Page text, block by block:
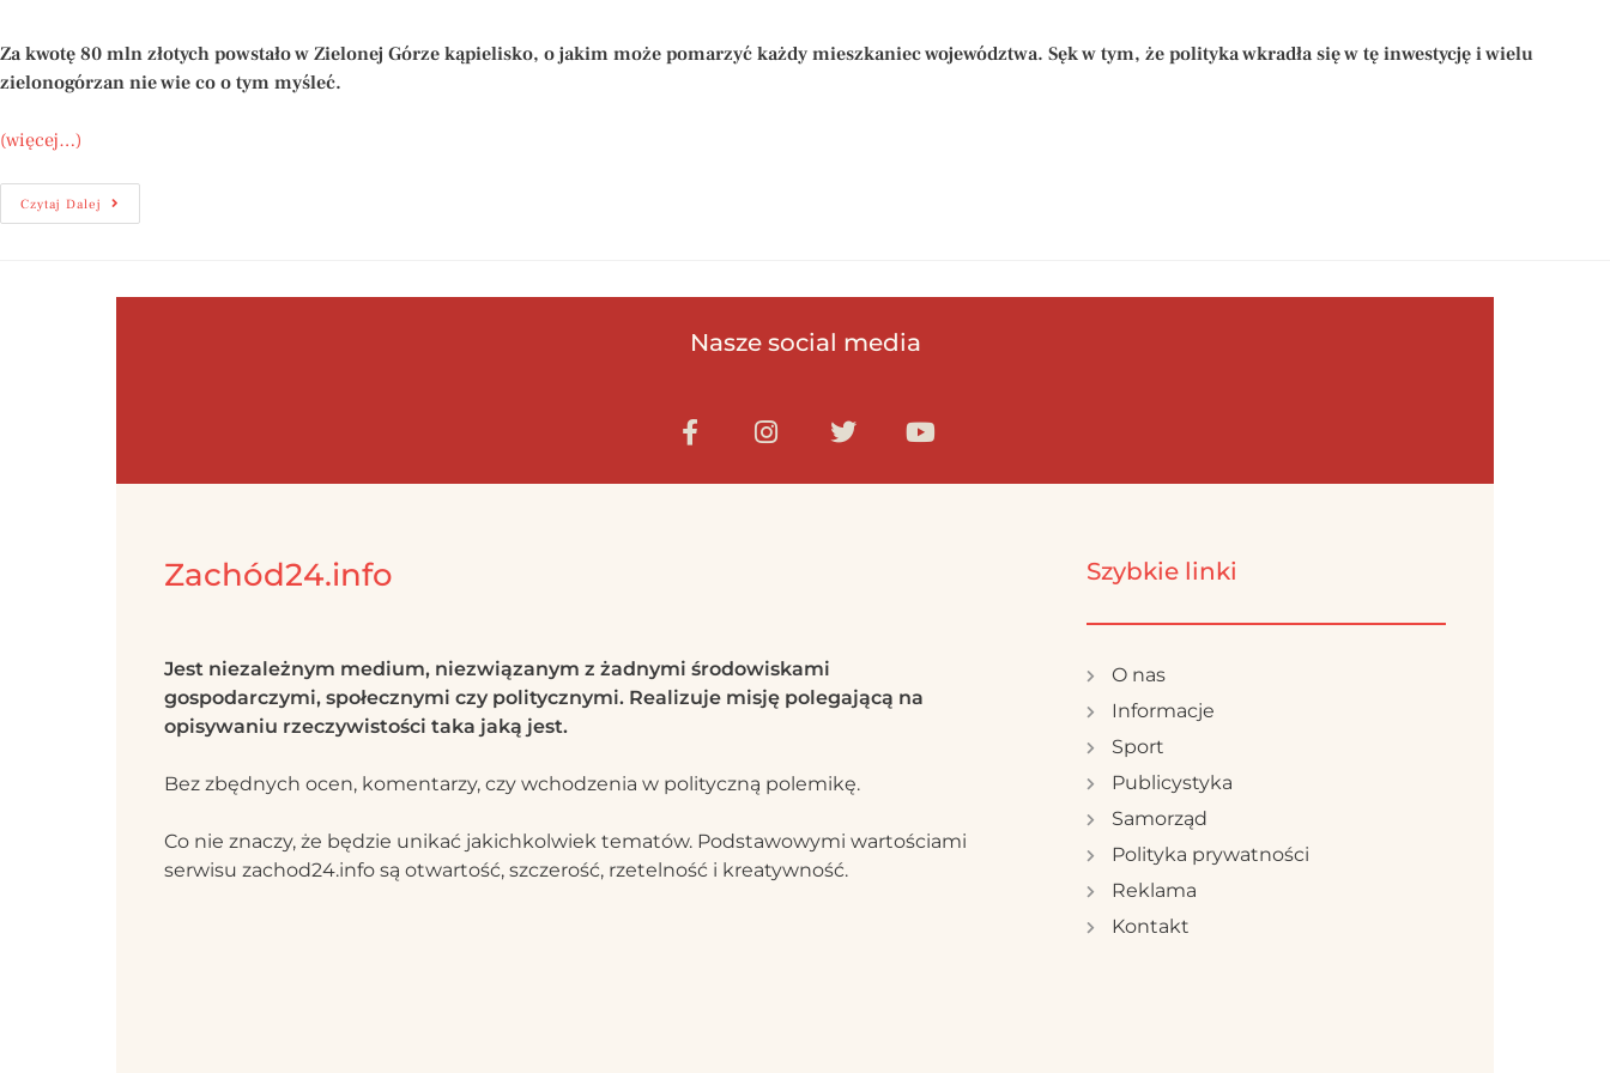
Za kwotę 80 mln złotych powstało w Zielonej Górze kąpielisko, o jakim może pomarzyć każdy mieszkaniec województwa. Sęk w tym, że polityka wkradła się w tę inwestycję i wielu
zielonogórzan nie wie co o tym myśleć.
(więcej…)
Czytaj Dalej
Nasze social media
Zachód24.info
Jest niezależnym medium, niezwiązanym z żadnymi środowiskami
gospodarczymi, społecznymi czy politycznymi. Realizuje misję polegającą na
opisywaniu rzeczywistości taka jaką jest.
Bez zbędnych ocen, komentarzy, czy wchodzenia w polityczną polemikę.
Co nie znaczy, że będzie unikać jakichkolwiek tematów. Podstawowymi wartościami
serwisu zachod24.info są otwartość, szczerość, rzetelność i kreatywność.
Szybkie linki
O nas
Informacje
Sport
Publicystyka
Samorząd
Polityka prywatności
Reklama
Kontakt